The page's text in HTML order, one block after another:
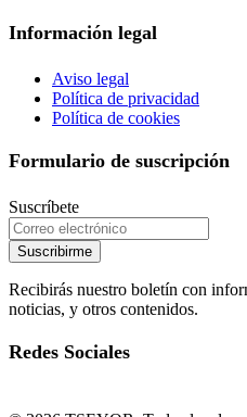
Información legal
Aviso legal
Política de privacidad
Política de cookies
Formulario de suscripción
Suscríbete
Suscribirme
Recibirás nuestro boletín con
noticias, y otros contenidos.
Redes Sociales